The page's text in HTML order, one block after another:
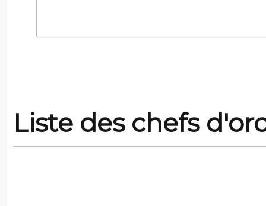
Liste des chefs